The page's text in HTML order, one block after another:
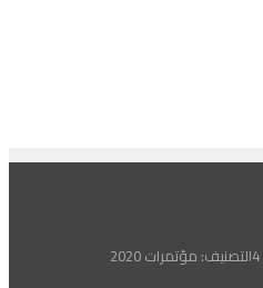
مؤتمرات 2020